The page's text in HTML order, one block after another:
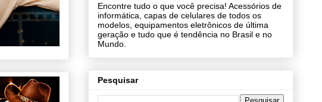
Encontre tudo o que você precisa! Acessórios de
informática, capas de celulares de todos os
modelos, equipamentos eletrônicos de última
geração e tudo que é tendência no Brasil e no
Mundo.
Pesquisar